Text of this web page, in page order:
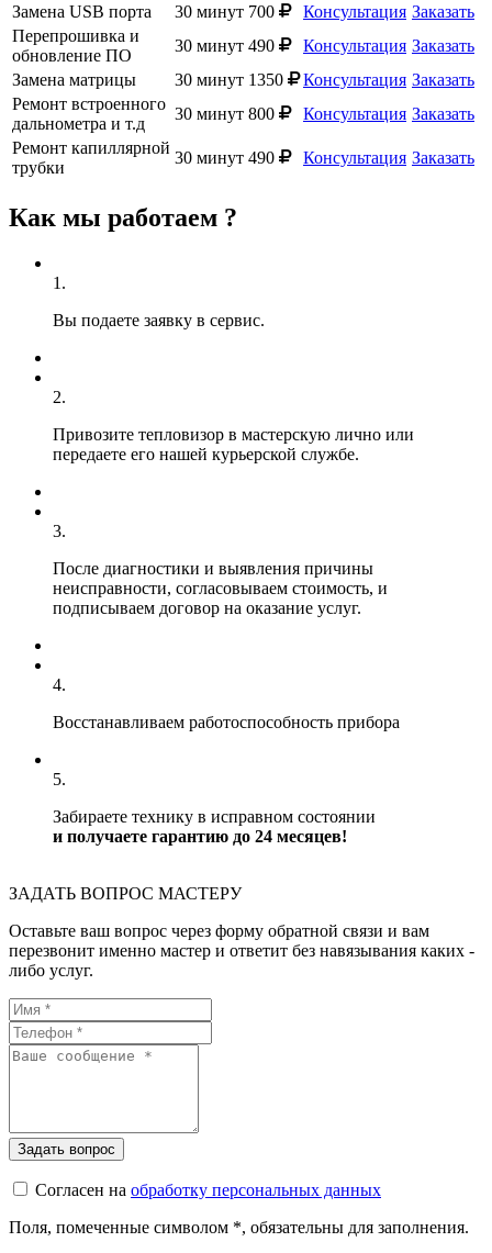
Замена USB порта
30 минут 700 Консультация Заказать
Перепрошивка и
обновление ПО
30 минут 490 Консультация Заказать
Замена матрицы
30 минут 1350 Консультация Заказать
Ремонт встроенного
дальнометра и т.д
30 минут 800 Консультация Заказать
Ремонт капиллярной
трубки
30 минут 490 Консультация Заказать
Как мы работаем ?
1.
Вы подаете заявку в сервис.
2.
Привозите тепловизор в мастерскую лично или
передаете его нашей курьерской службе.
3.
После диагностики и выявления причины
неисправности, согласовываем стоимость, и
подписываем договор на оказание услуг.
4.
Восстанавливаем работоспособность прибора
5.
Забираете технику в исправном состоянии
и получаете гарантию до 24 месяцев!
ЗАДАТЬ ВОПРОС МАСТЕРУ
Оставьте ваш вопрос через форму обратной связи и вам
перезвонит именно мастер и ответит без навязывания каких -
либо услуг.
Согласен на обработку персональных данных
Поля, помеченные символом *, обязательны для заполнения.